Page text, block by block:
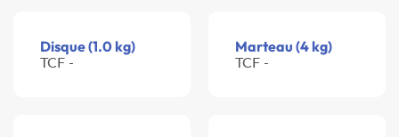
Disque (1.0 kg)
TCF -
Marteau (4 kg)
TCF -